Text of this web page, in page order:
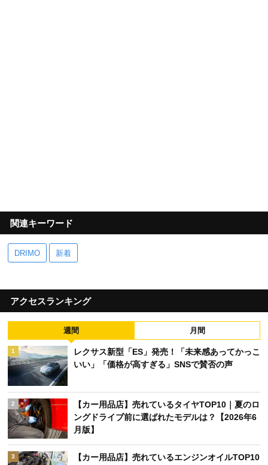
関連キーワード
DRIMO 新着
アクセスランキング
週間 月間
1
レクサス新型「ES」発売！「未来感あってかっこ
いい」「価格が高すぎる」SNSで賛否の声
2
【カー用品店】売れているタイヤTOP10｜夏のロ
ングドライブ前に選ばれたモデルは？【2026年6
月版】
3
【カー用品店】売れているエンジンオイルTOP10